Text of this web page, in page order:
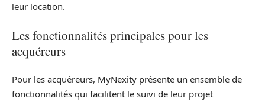
leur location.
Les fonctionnalités principales pour les
acquéreurs
Pour les acquéreurs, MyNexity présente un ensemble de
fonctionnalités qui facilitent le suivi de leur projet